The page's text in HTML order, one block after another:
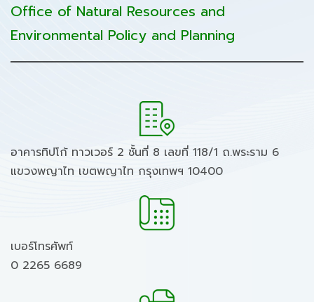
Office of Natural Resources and
Environmental Policy and Planning
อาคารทิปโก้ ทาวเวอร์ 2 ชั้นที่ 8 เลขที่ 118/1 ถ.พระราม 6
แขวงพญาไท เขตพญาไท กรุงเทพฯ 10400
เบอร์โทรศัพท์
0 2265 6689